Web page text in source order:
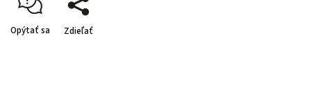
Opýtať sa Zdieľať